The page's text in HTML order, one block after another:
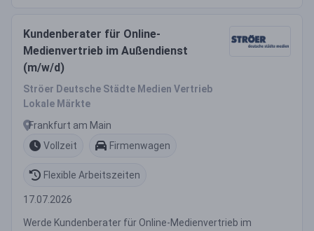
Kundenberater für Online-
Medienvertrieb im Außendienst
(m/w/d)
Ströer Deutsche Städte Medien Vertrieb
Lokale Märkte
Frankfurt am Main
Vollzeit
Firmenwagen
Flexible Arbeitszeiten
17.07.2026
Werde Kundenberater für Online-Medienvertrieb im